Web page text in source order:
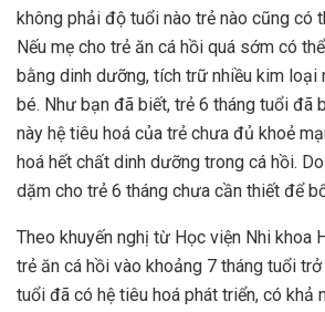
không phải độ tuổi nào trẻ nào cũng có
Nếu mẹ cho trẻ ăn cá hồi quá sớm có
bằng dinh dưỡng, tích trữ nhiều kim loại
bé. Như bạn đã biết, trẻ 6 tháng tuổi đã
này hệ tiêu hoá của trẻ chưa đủ khoẻ
hoá hết chất dinh dưỡng trong cá hồi.
dặm cho trẻ 6 tháng chưa cần thiết để
Theo khuyến nghị từ Học viện Nhi khoa
trẻ ăn cá hồi vào khoảng 7 tháng tuổi
tuổi đã có hệ tiêu hoá phát triển, có khả